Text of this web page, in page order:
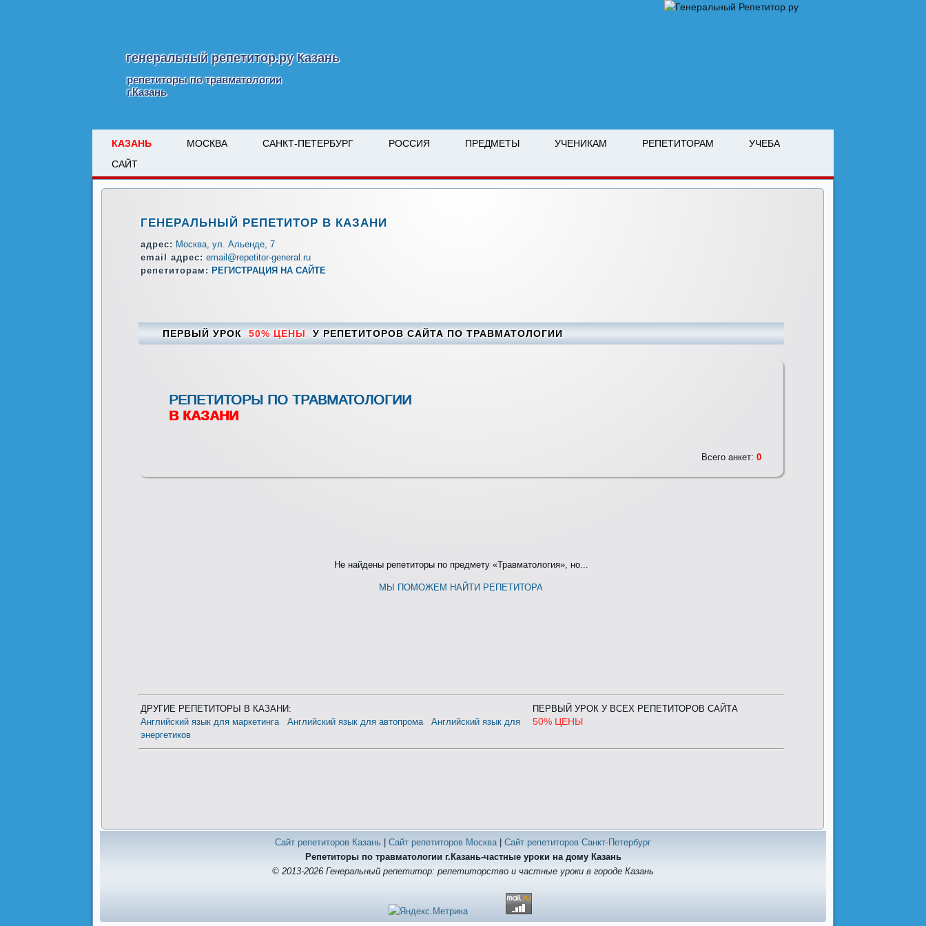
генеральный репетитор.ру Казань
репетиторы по травматологии
г.Казань
КАЗАНЬ МОСКВА САНКТ-ПЕТЕРБУРГ РОССИЯ ПРЕДМЕТЫ УЧЕНИКАМ РЕПЕТИТОРАМ
УЧЕБА
САЙТ
ГЕНЕРАЛЬНЫЙ РЕПЕТИТОР В КАЗАНИ
адрес: Москва, ул. Альенде, 7
email адрес: email@repetitor-general.ru
репетиторам: РЕГИСТРАЦИЯ НА САЙТЕ
ПЕРВЫЙ УРОК 50% ЦЕНЫ У РЕПЕТИТОРОВ САЙТА ПО ТРАВМАТОЛОГИИ
РЕПЕТИТОРЫ ПО ТРАВМАТОЛОГИИ
В КАЗАНИ
Всего анкет:0
Не найдены репетиторы по предмету «Травматология», но...
МЫ ПОМОЖЕМ НАЙТИ РЕПЕТИТОРА
ДРУГИЕ РЕПЕТИТОРЫ В КАЗАНИ:
Английский язык для маркетинга
Английский язык для автопрома
Английский язык для
энергетиков
ПЕРВЫЙ УРОК У ВСЕХ РЕПЕТИТОРОВ САЙТА
50% ЦЕНЫ
Сайт репетиторов Казань Сайт репетиторов Москва| Сайт репетиторов Санкт-Петербург
Репетиторы по травматологии г.Казань-частные уроки на дому Казань
© 2013-2026 Генеральный репетитор: репетиторство и частные уроки в городе Казань